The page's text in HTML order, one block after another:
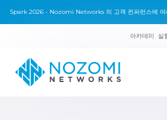
Spark 2026 - Nozomi Networks 의 고객 컨퍼런스에 여
아카데미 실